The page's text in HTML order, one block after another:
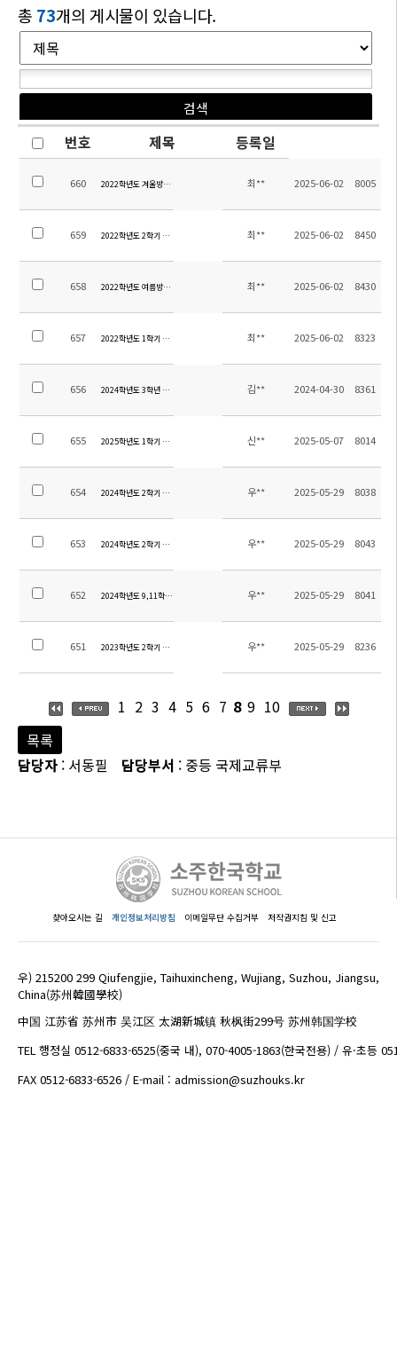
총 73개의 게시물이 있습니다.
번호 제목 등록일
660 2022학년도 겨울방학 중고등 방과후학교 교육활동비 집행내역
최** 2025-06-02 8005
659 2022학년도 2학기 중고등 방과후학교 교육활동비 집행내역
최** 2025-06-02 8450
658 2022학년도 여름방학 중고등 방과후학교 교육활동비 집행내역
최** 2025-06-02 8430
657 2022학년도 1학기 중고등 방과후학교 교육활동비 집행내역
최** 2025-06-02 8323
656 2024학년도 3학년 생존수영교육 수익자부담금 정산내역
김** 2024-04-30 8361
655 2025학년도 1학기 초등 현장체험학습 집행내역신** 2025-05-07 8014
654 2024학년도 2학기 현장체험학습 경비 정산 안내우** 2025-05-29 8038
653 2024학년도 2학기 별빛야영 경비 정산 안내 우** 2025-05-29 8043
652 2024학년도 9,11학년 수학여행 경비 정산 우** 2025-05-29 8041
651 2023학년도 2학기 현장체험학습 경비 정산 안내우** 2025-05-29 8236
1 2 3 4 5 6 7 8 9 10
목록
담당자 : 서동필 담당부서 : 중등 국제교류부
찾아오시는 길 개인정보처리방침 이메일무단 수집거부 저작권지침 및 신고
우) 215200 299 Qiufengjie, Taihuxincheng, Wujiang, Suzhou, Jiangsu,
China(苏州韓國學校)
中国 江苏省 苏州市 吴江区 太湖新城镇 秋枫街299号 苏州韩国学校
TEL 행정실 0512-6833-6525(중국 내), 070-4005-1863(한국전용) / 유·초등
FAX 0512-6833-6526 / E-mail : admission@suzhouks.kr